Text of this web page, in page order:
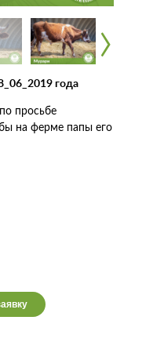
просьбе
на ферме папы его
года
‹
‹